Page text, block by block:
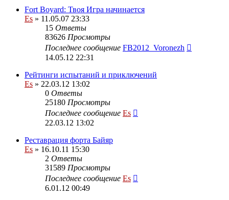
Fort Boyard: Твоя Игра начинается
Es » 11.05.07 23:33
15 Ответы
83626 Просмотры
Последнее сообщение FB2012_Voronezh
14.05.12 22:31
Рейтинги испытаний и приключений
Es » 22.03.12 13:02
0 Ответы
25180 Просмотры
Последнее сообщение Es
22.03.12 13:02
Реставрация форта Байяр
Es » 16.10.11 15:30
2 Ответы
31589 Просмотры
Последнее сообщение Es
6.01.12 00:49